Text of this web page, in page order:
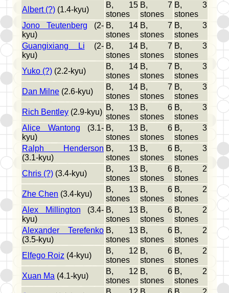
Albert (?) (1.4-kyu)
B, 15
stones
B, 7
stones
B, 3
stones
Jono Teutenberg (2-
kyu)
B, 14
stones
B, 7
stones
B, 3
stones
Guangixiang Li (2-
kyu)
B, 14
stones
B, 7
stones
B, 3
stones
Yuko (?) (2.2-kyu)
B, 14
stones
B, 7
stones
B, 3
stones
Dan Milne (2.6-kyu)
B, 14
stones
B, 7
stones
B, 3
stones
Rich Bentley (2.9-kyu)
B, 13
stones
B, 6
stones
B, 3
stones
Alice Wantong (3.1-
kyu)
B, 13
stones
B, 6
stones
B, 3
stones
Ralph Henderson
(3.1-kyu)
B, 13
stones
B, 6
stones
B, 3
stones
Chris (?) (3.4-kyu)
B, 13
stones
B, 6
stones
B, 2
stones
Zhe Chen (3.4-kyu)
B, 13
stones
B, 6
stones
B, 2
stones
Alex Millington (3.4-
kyu)
B, 13
stones
B, 6
stones
B, 2
stones
Alexander Terefenko
(3.5-kyu)
B, 13
stones
B, 6
stones
B, 2
stones
Elfego Roiz (4-kyu)
B, 12
stones
B, 6
stones
B, 2
stones
Xuan Ma (4.1-kyu)
B, 12
stones
B, 6
stones
B, 2
stones